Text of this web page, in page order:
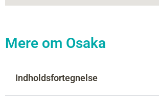
Mere om Osaka
Indholdsfortegnelse